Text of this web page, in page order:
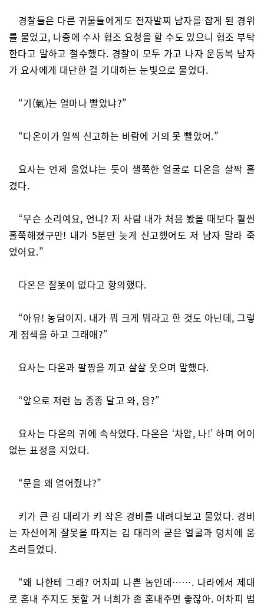
경찰들은 다른 귀물들에게도 전자발찌 남자를 잡게 된 경위
를 물었고, 나중에 수사 협조 요청을 할 수도 있으니 협조 부탁
한다고 말하고 철수했다. 경찰이 모두 가고 나자 운동복 남자
가 요사에게 대단한 걸 기대하는 눈빛으로 물었다.
“기(氣)는 얼마나 빨았냐?”
“다온이가 일찍 신고하는 바람에 거의 못 빨았어.”
요사는 언제 울었냐는 듯이 샐쭉한 얼굴로 다온을 살짝 흘
겼다.
“무슨 소리예요, 언니? 저 사람 내가 처음 봤을 때보다 훨씬
홀쭉해졌구만! 내가 5분만 늦게 신고했어도 저 남자 말라 죽
었어요.”
다온은 잘못이 없다고 항의했다.
“아유! 농담이지. 내가 뭐 크게 뭐라고 한 것도 아닌데, 그렇
게 정색을 하고 그래애?”
요사는 다온과 팔짱을 끼고 살살 웃으며 말했다.
“앞으로 저런 놈 종종 달고 와, 응?”
요사는 다온의 귀에 속삭였다. 다온은 ‘차암, 나!’ 하며 어이
없는 표정을 지었다.
“문을 왜 열어줬냐?”
키가 큰 김 대리가 키 작은 경비를 내려다보고 물었다. 경비
는 자신에게 잘못을 따지는 김 대리의 굳은 얼굴과 덩치에 움
츠러들었다.
“왜 나한테 그래? 어차피 나쁜 놈인데……. 나라에서 제대
로 혼내 주지도 못할 거 너희가 좀 혼내주면 좋잖아. 어차피 범